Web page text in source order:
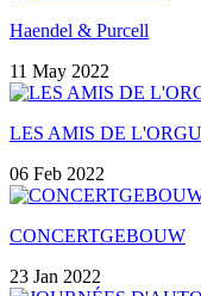
Haendel & Purcell
11 May 2022
LES AMIS DE
06 Feb 2022
CONCERTGEBOUW
23 Jan 2022